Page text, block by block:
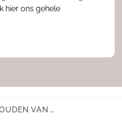
hier ons gehele
VAN …